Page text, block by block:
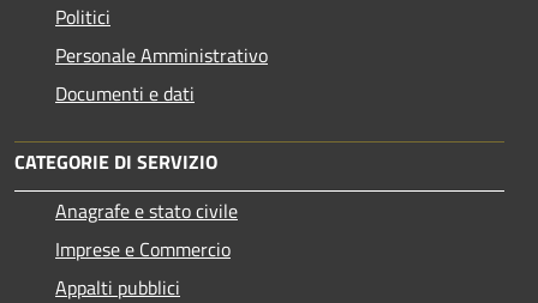
Politici
Personale Amministrativo
Documenti e dati
CATEGORIE DI SERVIZIO
Anagrafe e stato civile
Imprese e Commercio
Appalti pubblici